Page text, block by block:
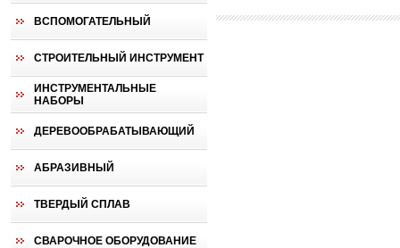
ВСПОМОГАТЕЛЬНЫЙ
СТРОИТЕЛЬНЫЙ ИНСТРУМЕНТ
ИНСТРУМЕНТАЛЬНЫЕ
НАБОРЫ
ДЕРЕВООБРАБАТЫВАЮЩИЙ
АБРАЗИВНЫЙ
ТВЕРДЫЙ СПЛАВ
СВАРОЧНОЕ ОБОРУДОВАНИЕ